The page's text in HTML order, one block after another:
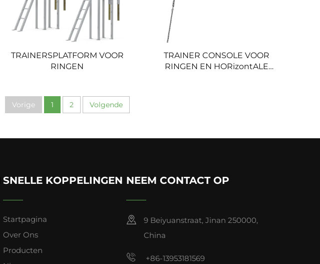
TRAINERSPLATFORM VOOR
RINGEN
TRAINER CONSOLE VOOR
RINGEN EN HORizontALE
Vorige 1 2 Volgende
SNELLE KOPPELINGEN
Startpagina
Over Ons
Producten
NEEM CONTACT OP
9 Beiyuanstraat, Jinan 250000,
China
+86-13953181569